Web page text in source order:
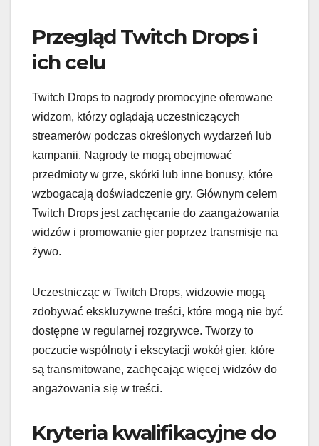
Przegląd Twitch Drops i
ich celu
Twitch Drops to nagrody promocyjne oferowane
widzom, którzy oglądają uczestniczących
streamerów podczas określonych wydarzeń lub
kampanii. Nagrody te mogą obejmować
przedmioty w grze, skórki lub inne bonusy, które
wzbogacają doświadczenie gry. Głównym celem
Twitch Drops jest zachęcanie do zaangażowania
widzów i promowanie gier poprzez transmisje na
żywo.
Uczestnicząc w Twitch Drops, widzowie mogą
zdobywać ekskluzywne treści, które mogą nie być
dostępne w regularnej rozgrywce. Tworzy to
poczucie wspólnoty i ekscytacji wokół gier, które
są transmitowane, zachęcając więcej widzów do
angażowania się w treści.
Kryteria kwalifikacyjne do